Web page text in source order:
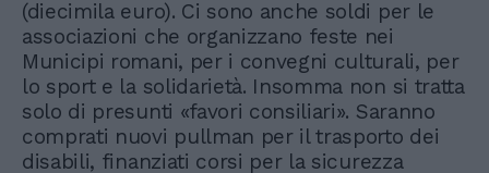
(diecimila euro). Ci sono anche soldi per le
associazioni che organizzano feste nei
Municipi romani, per i convegni culturali, per
lo sport e la solidarietà. Insomma non si tratta
solo di presunti «favori consiliari». Saranno
comprati nuovi pullman per il trasporto dei
disabili, finanziati corsi per la sicurezza